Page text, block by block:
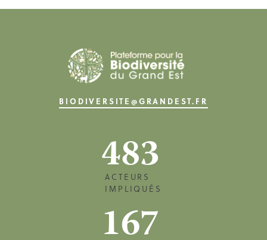
BIODIVERSITE@GRANDEST.FR
483
ACTEURS
IMPLIQUÉS
167